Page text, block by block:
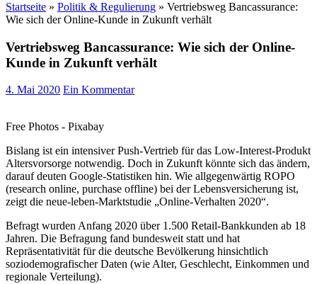
Startseite » Politik & Regulierung » Vertriebsweg Bancassurance:
Wie sich der Online-Kunde in Zukunft verhält
Vertriebsweg Bancassurance: Wie sich der Online-
Kunde in Zukunft verhält
4. Mai 2020 Ein Kommentar
Free Photos - Pixabay
Bislang ist ein intensiver Push-Vertrieb für das Low-Interest-Produkt
Altersvorsorge notwendig. Doch in Zukunft könnte sich das ändern,
darauf deuten Google-Statistiken hin. Wie allgegenwärtig ROPO
(research online, purchase offline) bei der Lebensversicherung ist,
zeigt die neue-leben-Marktstudie „Online-Verhalten 2020“.
Befragt wurden Anfang 2020 über 1.500 Retail-Bankkunden ab 18
Jahren. Die Befragung fand bundesweit statt und hat
Repräsentativität für die deutsche Bevölkerung hinsichtlich
soziodemografischer Daten (wie Alter, Geschlecht, Einkommen und
regionale Verteilung).